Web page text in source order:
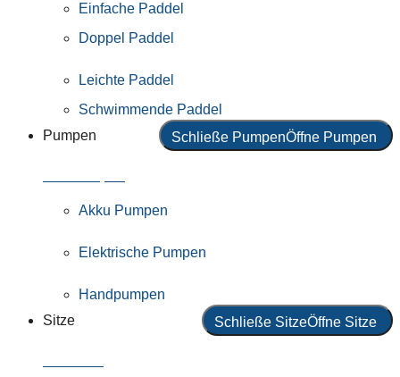
Einfache Paddel
Doppel Paddel
Leichte Paddel
Schwimmende Paddel
Pumpen
Schließe PumpenÖffne Pumpen
Akku Pumpen
Elektrische Pumpen
Handpumpen
Sitze
Schließe SitzeÖffne Sitze